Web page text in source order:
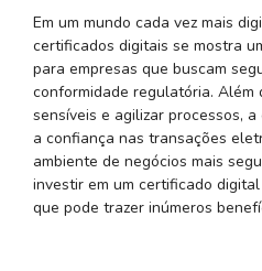
Em um mundo cada vez mais
certificados digitais se mostra
para empresas que buscam
conformidade regulatória. Além
sensíveis e agilizar processos,
a confiança nas transações
ambiente de negócios mais
investir em um certificado
que pode trazer inúmeros